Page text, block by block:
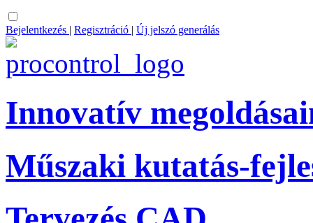
Bejelentkezés | Regisztráció | Új jelszó generálás
Innovatív
Műszaki kutatás-